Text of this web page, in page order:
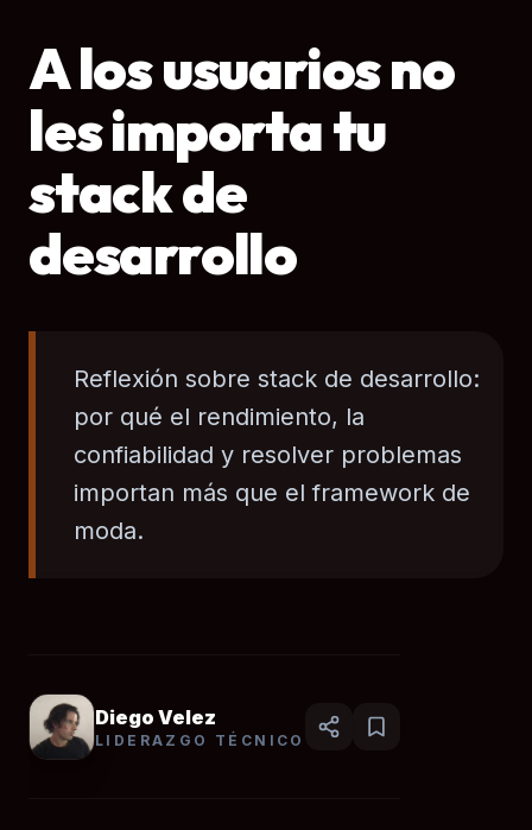
A los usuarios no
les importa tu
stack de
desarrollo
Reflexión sobre stack de desarrollo:
por qué el rendimiento, la
confiabilidad y resolver problemas
importan más que el framework de
moda.
Diego Velez
LIDERAZGO TÉCNICO